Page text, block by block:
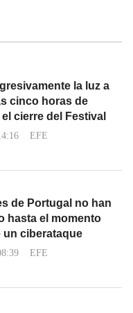
la luz a
cinco horas de
cierre del Festival
EFE
de Portugal no han
hasta el momento
un ciberataque
EFE